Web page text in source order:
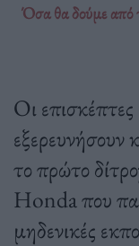
Όσα θα δούμε
Οι
εξερευνήσουν
το πρώτο
Honda που
μηδενικές